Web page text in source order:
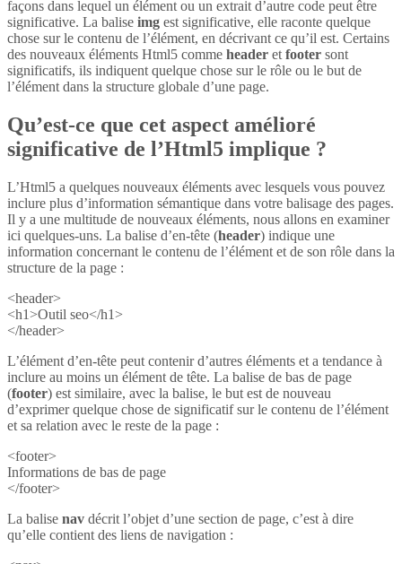
façons dans lequel un élément ou un extrait d’autre code peut être
significative. La balise img est significative, elle raconte quelque
chose sur le contenu de l’élément, en décrivant ce qu’il est. Certains
des nouveaux éléments Html5 comme header et footer sont
significatifs, ils indiquent quelque chose sur le rôle ou le but de
l’élément dans la structure globale d’une page.
Qu’est-ce que cet aspect amélioré
significative de l’Html5 implique ?
L’Html5 a quelques nouveaux éléments avec lesquels vous pouvez
inclure plus d’information sémantique dans votre balisage des pages.
Il y a une multitude de nouveaux éléments, nous allons en examiner
ici quelques-uns. La balise d’en-tête (header) indique une
information concernant le contenu de l’élément et de son rôle dans la
structure de la page :
<header>
<h1>Outil seo</h1>
</header>
L’élément d’en-tête peut contenir d’autres éléments et a tendance à
inclure au moins un élément de tête. La balise de bas de page
(footer) est similaire, avec la balise, le but est de nouveau
d’exprimer quelque chose de significatif sur le contenu de l’élément
et sa relation avec le reste de la page :
<footer>
Informations de bas de page
</footer>
La balise nav décrit l’objet d’une section de page, c’est à dire
qu’elle contient des liens de navigation :